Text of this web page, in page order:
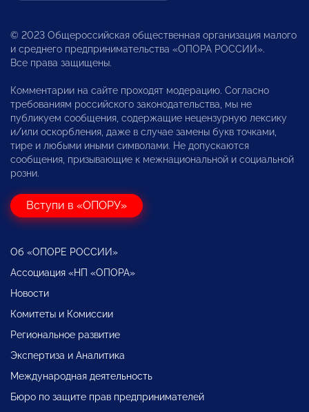
© 2023 Общероссийская общественная организация малого
и среднего предпринимательства «ОПОРА РОССИИ».
Все права защищены.
Комментарии на сайте проходят модерацию. Согласно
требованиям российского законодательства, мы не
публикуем сообщения, содержащие нецензурную лексику
и/или оскорбления, даже в случае замены букв точками,
тире и любыми иными символами. Не допускаются
сообщения, призывающие к межнациональной и социальной
розни.
Вступи в «ОПОРУ»
Об «ОПОРЕ РОССИИ»
Ассоциация «НП «ОПОРА»
Новости
Комитеты и Комиссии
Региональное развитие
Экспертиза и Аналитика
Международная деятельность
Бюро по защите прав предпринимателей